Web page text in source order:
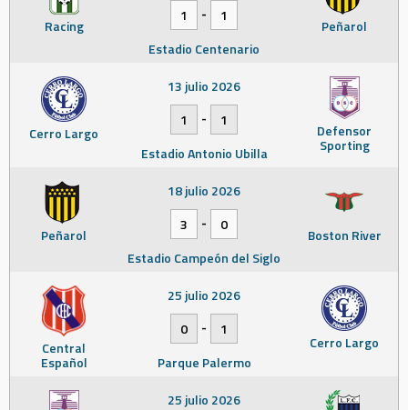
Racing Peñarol
1
-
1
Estadio Centenario
Cerro Largo Defensor
Sporting
13 julio 2026
1
-
1
Estadio Antonio Ubilla
Peñarol Boston River
18 julio 2026
3
-
0
Estadio Campeón del Siglo
Central
Español
Cerro Largo
25 julio 2026
0
-
1
Parque Palermo
25 julio 2026